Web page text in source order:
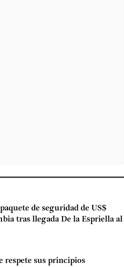
de seguridad de US$
tras llegada De la Espriella al
respete sus principios